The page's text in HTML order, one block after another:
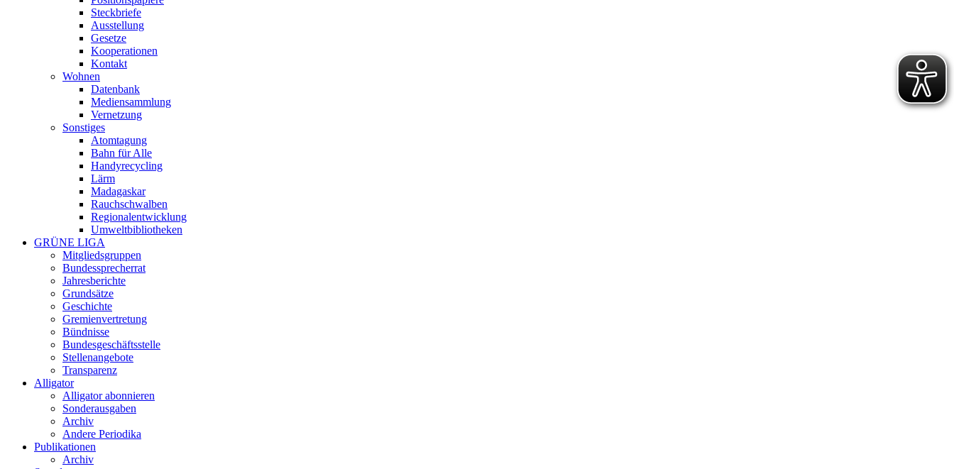
Steckbriefe
Ausstellung
Gesetze
Kooperationen
Kontakt
Wohnen
Datenbank
Mediensammlung
Vernetzung
Sonstiges
Atomtagung
Bahn für Alle
Handyrecycling
Lärm
Madagaskar
Rauchschwalben
Regionalentwicklung
Umweltbibliotheken
GRÜNE LIGA
Mitgliedsgruppen
Bundessprecherrat
Jahresberichte
Grundsätze
Geschichte
Gremienvertretung
Bündnisse
Bundesgeschäftsstelle
Stellenangebote
Transparenz
Alligator
Alligator abonnieren
Sonderausgaben
Archiv
Andere Periodika
Publikationen
Archiv